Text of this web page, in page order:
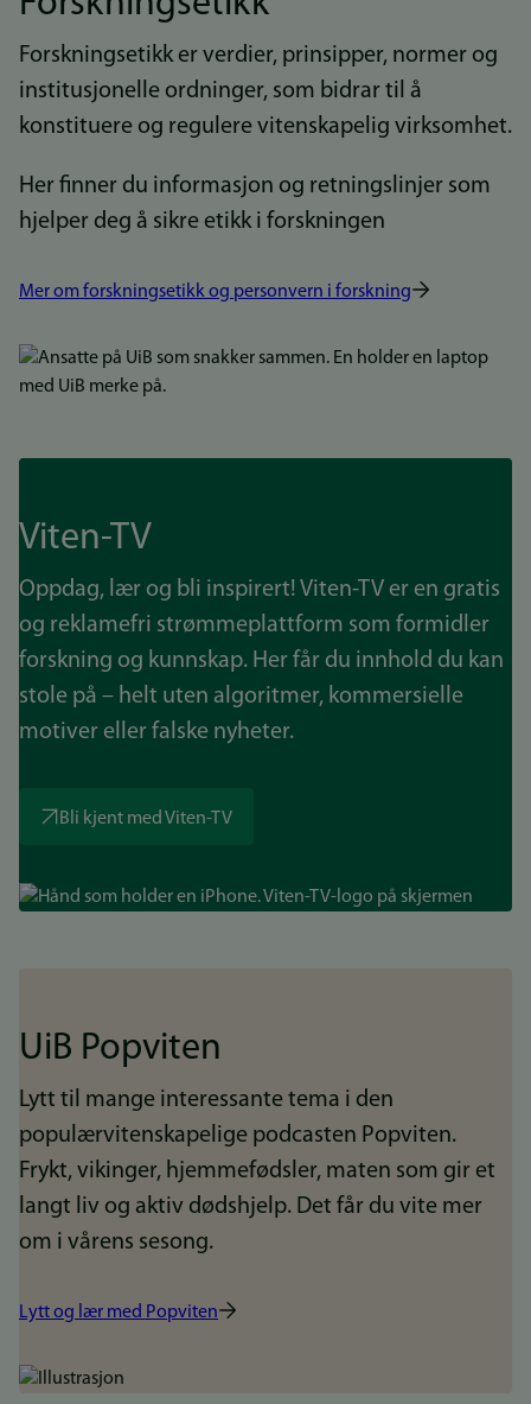
Forskningsetikk er verdier, prinsipper, normer og
institusjonelle ordninger, som bidrar til å
konstituere og regulere vitenskapelig virksomhet.
Her finner du informasjon og retningslinjer som
hjelper deg å sikre etikk i forskningen
Mer om forskningsetikk og personvern i forskning
Bilde
Viten-TV
Oppdag, lær og bli inspirert! Viten-TV er en gratis
og reklamefri strømmeplattform som formidler
forskning og kunnskap. Her får du innhold du kan
stole på – helt uten algoritmer, kommersielle
motiver eller falske nyheter.
Bli kjent med Viten-TV
Bilde
UiB Popviten
Lytt til mange interessante tema i den
populærvitenskapelige podcasten Popviten.
Frykt, vikinger, hjemmefødsler, maten som gir et
langt liv og aktiv dødshjelp. Det får du vite mer
om i vårens sesong.
Lytt og lær med Popviten
Bilde